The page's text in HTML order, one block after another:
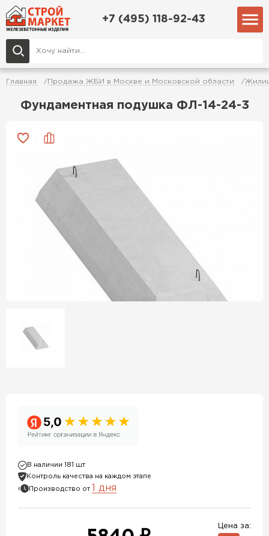
+7 (495) 118-92-43
Главная Продажа ЖБИ в Москве и Московской области
Фундаментная подушка ФЛ-14-24-3
В наличии 181 шт
Контроль качества на каждом этапе
Производство от 1 дня
Цена за: